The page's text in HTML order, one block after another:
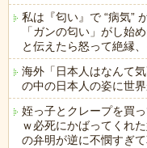
私は『匂い』で “病気”
「ガンの匂い」がし始
と伝えたら怒って絶縁
海外「日本人はなんて
の中の日本人の姿に世
姪っ子とクレープを買
ｗ必死にかばってくれ
の弁明が逆に不憫すぎ